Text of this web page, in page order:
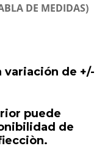
DE MEDIDAS)
variación de +/-
puede
de